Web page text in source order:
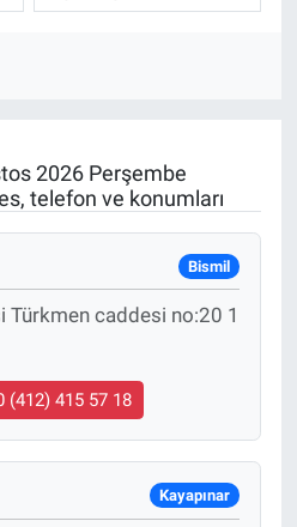
2026 Perşembe
telefon ve konumları
Bismil
caddesi no:20 1
(412) 415 57 18
Kayapınar